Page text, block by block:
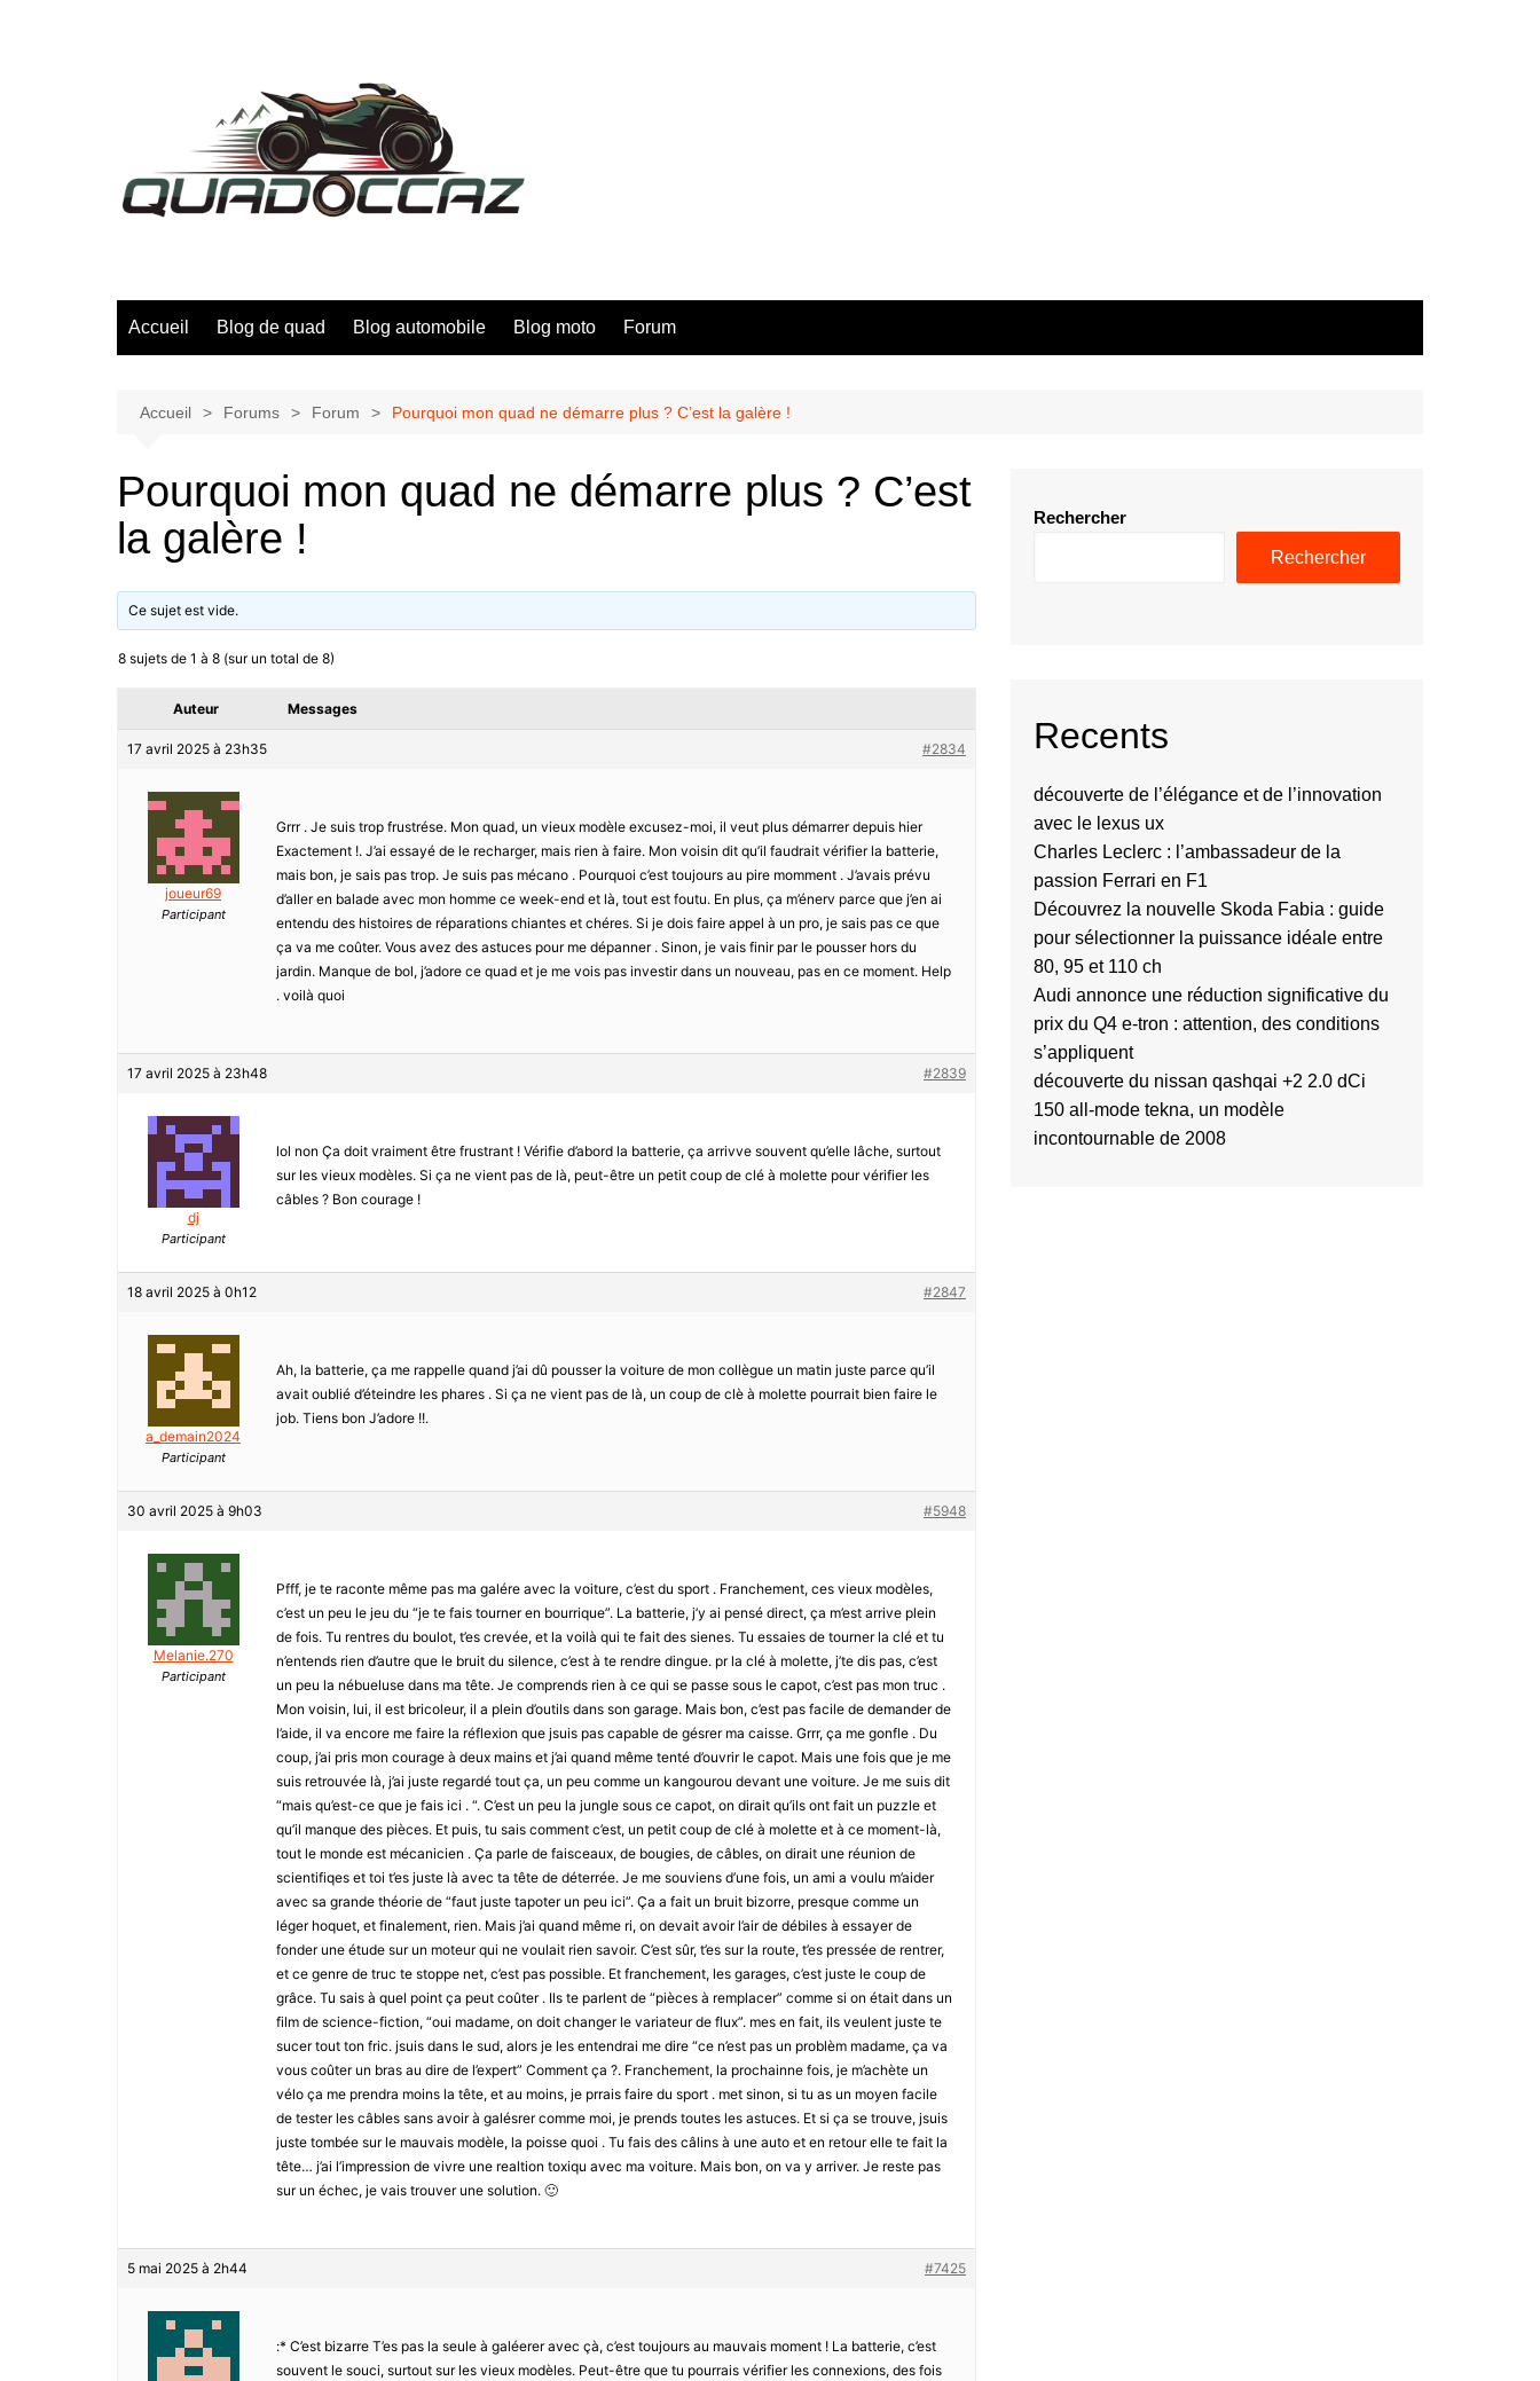
Accueil Blog de quad Blog automobile Blog moto Forum
Accueil Forums Forum Pourquoi mon quad ne démarre plus ? C’est la galère !
Pourquoi mon quad ne démarre plus ? C’est
la galère !
Ce sujet est vide.
8 sujets de 1 à 8 (sur un total de 8)
Auteur Messages
17 avril 2025 à 23h35 #2834
joueur69
Participant
Grrr . Je suis trop frustrése. Mon quad, un vieux modèle excusez-moi, il veut plus démarrer depuis hier
Exactement !. J’ai essayé de le recharger, mais rien à faire. Mon voisin dit qu’il faudrait vérifier la batterie,
mais bon, je sais pas trop. Je suis pas mécano . Pourquoi c’est toujours au pire momment . J’avais prévu
d’aller en balade avec mon homme ce week-end et là, tout est foutu. En plus, ça m’énerv parce que j’en ai
entendu des histoires de réparations chiantes et chéres. Si je dois faire appel à un pro, je sais pas ce que
ça va me coûter. Vous avez des astuces pour me dépanner . Sinon, je vais finir par le pousser hors du
jardin. Manque de bol, j’adore ce quad et je me vois pas investir dans un nouveau, pas en ce moment. Help
. voilà quoi
17 avril 2025 à 23h48 #2839
dj
Participant
lol non Ça doit vraiment être frustrant ! Vérifie d’abord la batterie, ça arrivve souvent qu’elle lâche, surtout
sur les vieux modèles. Si ça ne vient pas de là, peut-être un petit coup de clé à molette pour vérifier les
câbles ? Bon courage !
18 avril 2025 à 0h12 #2847
a_demain2024
Participant
Ah, la batterie, ça me rappelle quand j’ai dû pousser la voiture de mon collègue un matin juste parce qu’il
avait oublié d’éteindre les phares . Si ça ne vient pas de là, un coup de clè à molette pourrait bien faire le
job. Tiens bon J’adore !!.
30 avril 2025 à 9h03 #5948
Melanie.270
Participant
Pfff, je te raconte même pas ma galére avec la voiture, c’est du sport . Franchement, ces vieux modèles,
c’est un peu le jeu du “je te fais tourner en bourrique”. La batterie, j’y ai pensé direct, ça m’est arrive plein
de fois. Tu rentres du boulot, t’es crevée, et la voilà qui te fait des sienes. Tu essaies de tourner la clé et tu
n’entends rien d’autre que le bruit du silence, c’est à te rendre dingue. pr la clé à molette, j’te dis pas, c’est
un peu la nébueluse dans ma tête. Je comprends rien à ce qui se passe sous le capot, c’est pas mon truc .
Mon voisin, lui, il est bricoleur, il a plein d’outils dans son garage. Mais bon, c’est pas facile de demander de
l’aide, il va encore me faire la réflexion que jsuis pas capable de gésrer ma caisse. Grrr, ça me gonfle . Du
coup, j’ai pris mon courage à deux mains et j’ai quand même tenté d’ouvrir le capot. Mais une fois que je me
suis retrouvée là, j’ai juste regardé tout ça, un peu comme un kangourou devant une voiture. Je me suis dit
“mais qu’est-ce que je fais ici . “. C’est un peu la jungle sous ce capot, on dirait qu’ils ont fait un puzzle et
qu’il manque des pièces. Et puis, tu sais comment c’est, un petit coup de clé à molette et à ce moment-là,
tout le monde est mécanicien . Ça parle de faisceaux, de bougies, de câbles, on dirait une réunion de
scientifiqes et toi t’es juste là avec ta tête de déterrée. Je me souviens d’une fois, un ami a voulu m’aider
avec sa grande théorie de “faut juste tapoter un peu ici”. Ça a fait un bruit bizorre, presque comme un
léger hoquet, et finalement, rien. Mais j’ai quand même ri, on devait avoir l’air de débiles à essayer de
fonder une étude sur un moteur qui ne voulait rien savoir. C’est sûr, t’es sur la route, t’es pressée de rentrer,
et ce genre de truc te stoppe net, c’est pas possible. Et franchement, les garages, c’est juste le coup de
grâce. Tu sais à quel point ça peut coûter . Ils te parlent de “pièces à remplacer” comme si on était dans un
film de science-fiction, “oui madame, on doit changer le variateur de flux”. mes en fait, ils veulent juste te
sucer tout ton fric. jsuis dans le sud, alors je les entendrai me dire “ce n’est pas un problèm madame, ça va
vous coûter un bras au dire de l’expert” Comment ça ?. Franchement, la prochainne fois, je m’achète un
vélo ça me prendra moins la tête, et au moins, je prrais faire du sport . met sinon, si tu as un moyen facile
de tester les câbles sans avoir à galésrer comme moi, je prends toutes les astuces. Et si ça se trouve, jsuis
juste tombée sur le mauvais modèle, la poisse quoi . Tu fais des câlins à une auto et en retour elle te fait la
tête… j’ai l’impression de vivre une realtion toxiqu avec ma voiture. Mais bon, on va y arriver. Je reste pas
sur un échec, je vais trouver une solution. 🙂
5 mai 2025 à 2h44 #7425
:* C’est bizarre T’es pas la seule à galéerer avec çà, c’est toujours au mauvais moment ! La batterie, c’est
souvent le souci, surtout sur les vieux modèles. Peut-être que tu pourrais vérifier les connexions, des fois
Rechercher
Rechercher
Recents
découverte de l’élégance et de l’innovation
avec le lexus ux
Charles Leclerc : l’ambassadeur de la
passion Ferrari en F1
Découvrez la nouvelle Skoda Fabia : guide
pour sélectionner la puissance idéale entre
80, 95 et 110 ch
Audi annonce une réduction significative du
prix du Q4 e-tron : attention, des conditions
s’appliquent
découverte du nissan qashqai +2 2.0 dCi
150 all-mode tekna, un modèle
incontournable de 2008